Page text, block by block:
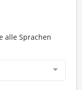
alle Sprachen